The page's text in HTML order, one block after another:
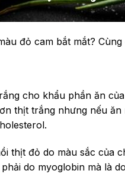
đỏ cam bắt mắt?
cho khẩu phần ăn
thịt trắng nhưng nếu ăn
thịt đỏ do màu sắc của
do myoglobin mà là